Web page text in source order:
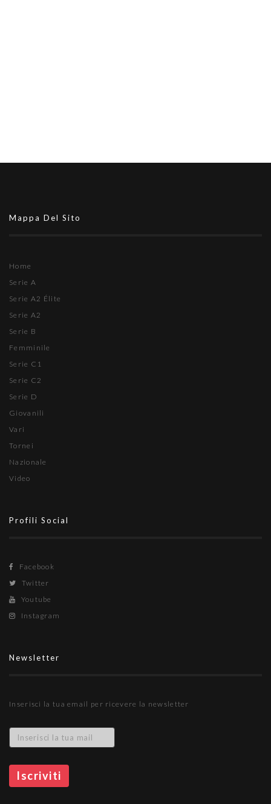
Mappa Del Sito
Home
Serie A
Serie A2 Élite
Serie A2
Serie B
Femminile
Serie C1
Serie C2
Serie D
Giovanili
Vari
Tornei
Nazionale
Video
Profili Social
Facebook
Twitter
Youtube
Instagram
Newsletter
Inserisci la tua email per ricevere la newsletter